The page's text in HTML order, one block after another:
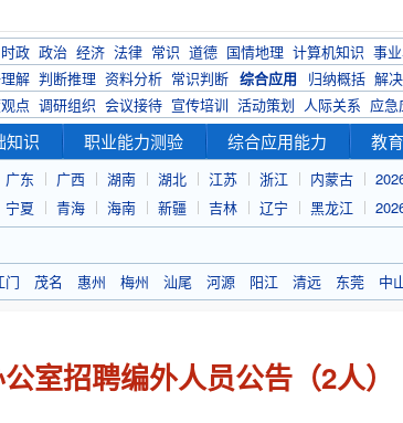
政 政治 经济 法律 常识 道德 国情地理 计算机知识 事
解 判断推理 资料分析 常识判断 综合应用 归纳概括 解
点 调研组织 会议接待 宣传培训 活动策划 人际关系 应急
知识 职业能力测验 综合应用能力 教
广东 广西 湖南 湖北 江苏 浙江 内蒙古
宁夏 青海 海南 新疆 吉林 辽宁 黑龙江
门 茂名 惠州 梅州 汕尾 河源 阳江 清远 东莞 中
室招聘编外人员公告（2人）